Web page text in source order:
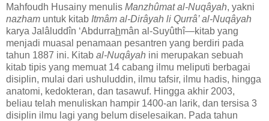
Mahfoudh Husainy menulis Manzhûmat al-Nuqâyah, yakni
nazham untuk kitab Itmâm al-Dirâyah li Qurrâ’ al-Nuqâyah
karya Jalâluddîn ‘Abdurrahmân al-Suyûthî—kitab yang
menjadi muasal penamaan pesantren yang berdiri pada
tahun 1887 ini. Kitab al-Nuqâyah ini merupakan sebuah
kitab tipis yang memuat 14 cabang ilmu meliputi berbagai
disiplin, mulai dari ushuluddin, ilmu tafsir, ilmu hadis, hingga
anatomi, kedokteran, dan tasawuf. Hingga akhir 2003,
beliau telah menuliskan hampir 1400-an larik, dan tersisa 3
disiplin ilmu lagi yang belum diselesaikan. Pada tahun